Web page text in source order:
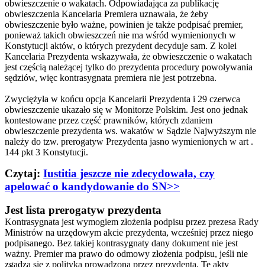
obwieszczenie o wakatach. Odpowiadająca za publikację
obwieszczenia Kancelaria Premiera uznawała, że żeby
obwieszczenie było ważne, powinien je także podpisać premier,
ponieważ takich obwieszczeń nie ma wśród wymienionych w
Konstytucji aktów, o których prezydent decyduje sam. Z kolei
Kancelaria Prezydenta wskazywała, że obwieszczenie o wakatach
jest częścią należącej tylko do prezydenta procedury powoływania
sędziów, więc kontrasygnata premiera nie jest potrzebna.
Zwyciężyła w końcu opcja Kancelarii Prezydenta i 29 czerwca
obwieszczenie ukazało się w Monitorze Polskim. Jest ono jednak
kontestowane przez część prawników, których zdaniem
obwieszczenie prezydenta ws. wakatów w Sądzie Najwyższym nie
należy do tzw. prerogatyw Prezydenta jasno wymienionych w art .
144 pkt 3 Konstytucji.
Czytaj: Iustitia jeszcze nie zdecydowała, czy
apelować o kandydowanie do SN>>
Jest lista prerogatyw prezydenta
Kontrasygnata jest wymogiem złożenia podpisu przez prezesa Rady
Ministrów na urzędowym akcie prezydenta, wcześniej przez niego
podpisanego. Bez takiej kontrasygnaty dany dokument nie jest
ważny. Premier ma prawo do odmowy złożenia podpisu, jeśli nie
zgadza się z polityką prowadzoną przez prezydenta. Te akty